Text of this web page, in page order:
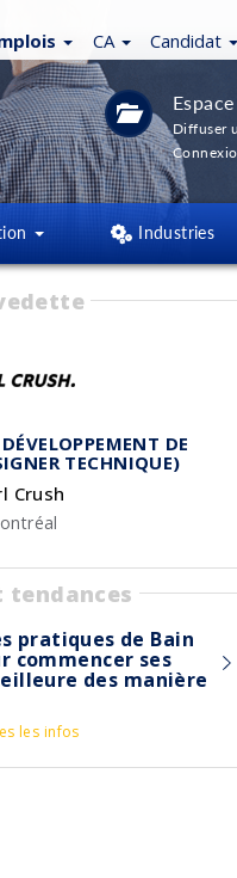
CA Candidat
Diffuser
Industries
DE
TECHNIQUE)
Crush
tendances
pratiques de Bain
commencer ses
des manière
les infos